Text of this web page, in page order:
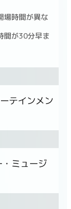
場時間が異な
間が30分早ま
テインメン
ミュージ